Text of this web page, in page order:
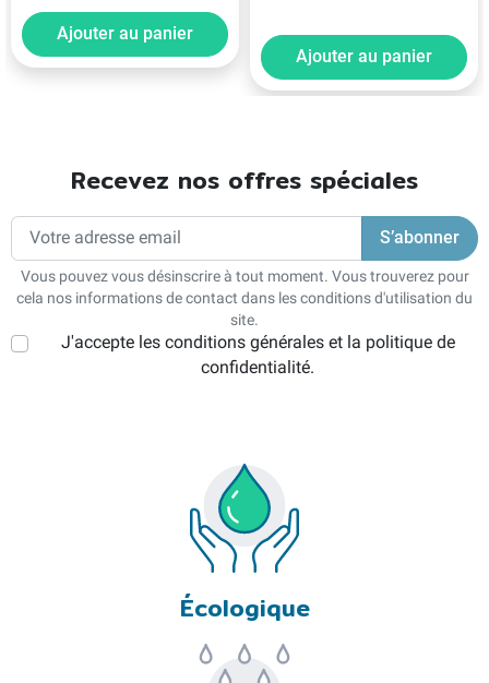
Ajouter au panier
Ajouter au panier
Recevez nos offres spéciales
Vous pouvez vous désinscrire à tout moment. Vous trouverez pour
cela nos informations de contact dans les conditions d'utilisation du
site.
J'accepte les conditions générales et la politique de
confidentialité.
Écologique